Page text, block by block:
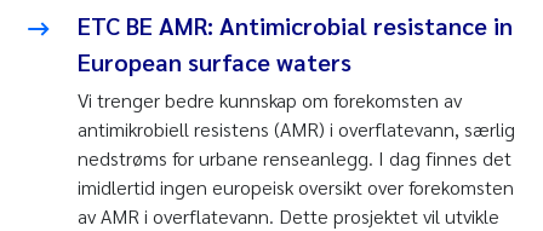
ETC BE AMR: Antimicrobial resistance in
European surface waters
Vi trenger bedre kunnskap om forekomsten av
antimikrobiell resistens (AMR) i overflatevann, særlig
nedstrøms for urbane renseanlegg. I dag finnes det
imidlertid ingen europeisk oversikt over forekomsten
av AMR i overflatevann. Dette prosjektet vil utvikle